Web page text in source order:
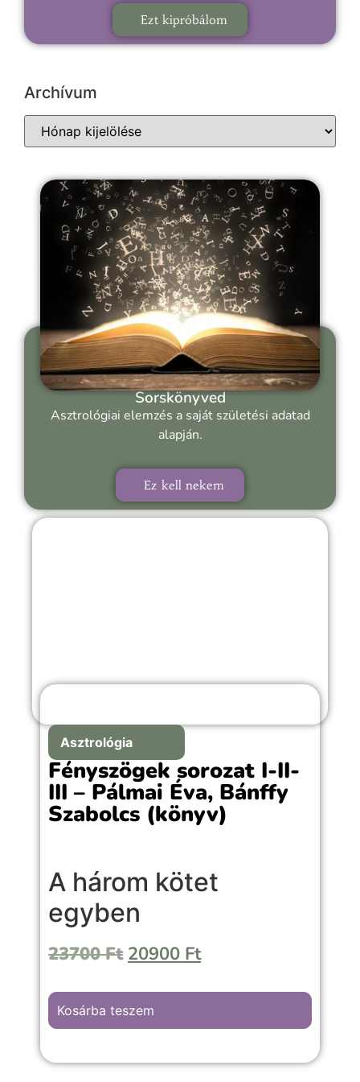
Ezt kipróbálom
Archívum
Sorskönyved
Asztrológiai elemzés a saját születési adatad
alapján.
Ez kell nekem
Asztrológia
Fényszögek sorozat I-II-
III – Pálmai Éva, Bánffy
Szabolcs (könyv)
A három kötet
egyben
AFényszögek és alakzatok
aspektusmintákat, hogy mélyebben
megértsd a képleted mögötti dinamizmust.
Kezdőknek és haladóknak egyaránt.
horoszkópban – Érthetően kezdőknek és
23700Ft 20900 Ft
Kosárba teszem